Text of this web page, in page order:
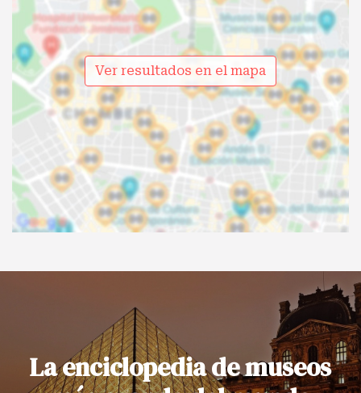
Ver resultados en el mapa
La enciclopedia de museos